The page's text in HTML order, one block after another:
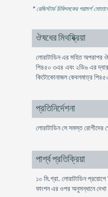
* রেজিস্টার্ড চিকিৎসকের পরামর্শ
ঔষধের মিথষ্ক্রিয়া
লােরাটাডিন এর সহিত অপরাপর
পি৪৫০ ৩এ৪ এবং ২ডি৬ এর
কিটোকোনাজল কেবলমাত্র
প্রতিনির্দেশনা
লােরাটাডিন সে সমস্ত
পার্শ্ব প্রতিক্রিয়া
১০ মি.গ্রা. লােরাটাডিন
ফাংশন এর ওপর অনুসন্ধানে দেখা